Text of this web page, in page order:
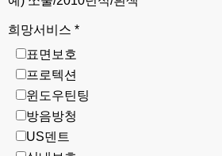
희망서비스 *
표면보호
프로텍션
윈도우틴팅
방음방청
US덴트